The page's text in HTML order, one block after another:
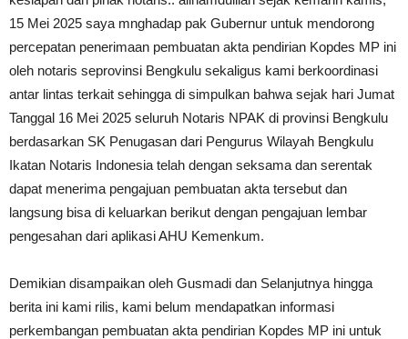
15 Mei 2025 saya mnghadap pak Gubernur untuk mendorong
percepatan penerimaan pembuatan akta pendirian Kopdes MP ini
oleh notaris seprovinsi Bengkulu sekaligus kami berkoordinasi
antar lintas terkait sehingga di simpulkan bahwa sejak hari Jumat
Tanggal 16 Mei 2025 seluruh Notaris NPAK di provinsi Bengkulu
berdasarkan SK Penugasan dari Pengurus Wilayah Bengkulu
Ikatan Notaris Indonesia telah dengan seksama dan serentak
dapat menerima pengajuan pembuatan akta tersebut dan
langsung bisa di keluarkan berikut dengan pengajuan lembar
pengesahan dari aplikasi AHU Kemenkum.
Demikian disampaikan oleh Gusmadi dan Selanjutnya hingga
berita ini kami rilis, kami belum mendapatkan informasi
perkembangan pembuatan akta pendirian Kopdes MP ini untuk